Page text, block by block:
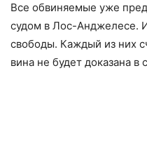
Все обвиняемые уже
судом в Лос-Анджелесе.
свободы. Каждый из них
вина не будет доказана в